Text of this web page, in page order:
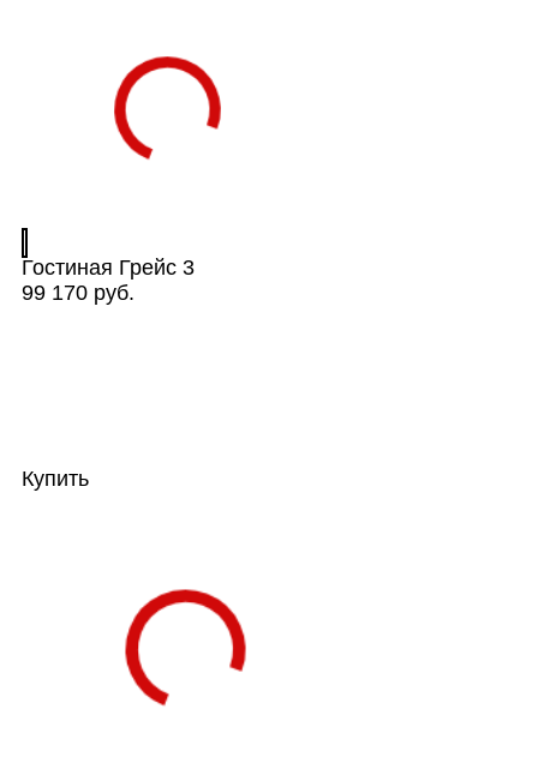
Гостиная Грейс 3
99 170 руб.
Купить